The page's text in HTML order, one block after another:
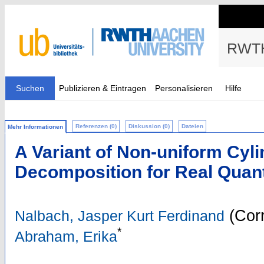
Suchen Publizieren & Eintragen Personalisieren Hilfe
Mehr Informationen Referenzen (0) Diskussion (0) Dateien
A Variant of Non-uniform
Decomposition for Real
Nalbach, Jasper Kurt Ferdinand
Abraham, Erika*